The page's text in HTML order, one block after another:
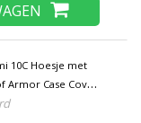
10C Hoesje met
Armor Case Cover